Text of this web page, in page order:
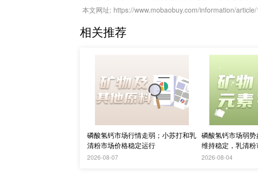
本文网址: https://www.mobaobuy.com/information/
相关推荐
磷酸氢钙市场行情走弱；小苏打和乳
清粉市场价格稳定运行
2026-08-07
磷酸氢钙市场弱
维持稳定，乳清
2026-08-04